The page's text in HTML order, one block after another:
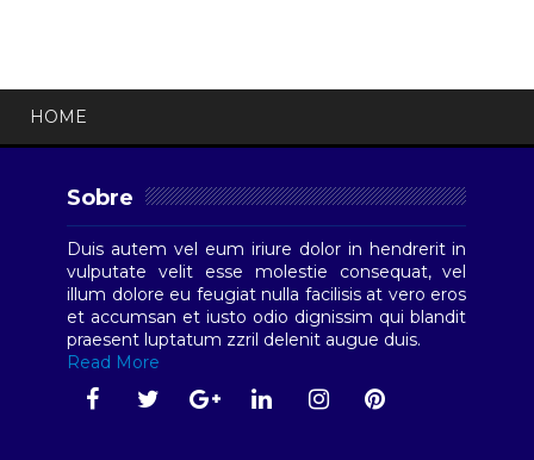
HOME
Sobre
Duis autem vel eum iriure dolor in hendrerit in
vulputate velit esse molestie consequat, vel
illum dolore eu feugiat nulla facilisis at vero eros
et accumsan et iusto odio dignissim qui blandit
praesent luptatum zzril delenit augue duis.
Read More